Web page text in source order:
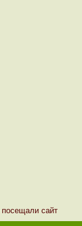
посещали сайт